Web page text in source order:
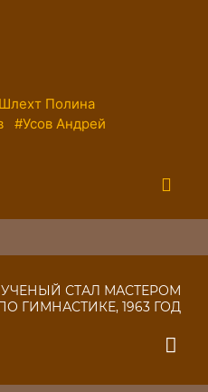
Полина
#Усов Андрей
СТАЛ МАСТЕРОМ
ГИМНАСТИКЕ, 1963 ГОД